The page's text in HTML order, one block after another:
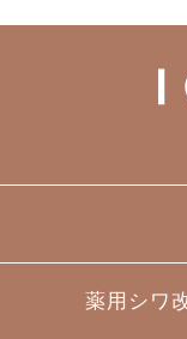
薬用シワ